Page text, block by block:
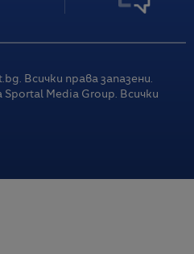
Всички права запазени.
Sportal Media Group. Всички